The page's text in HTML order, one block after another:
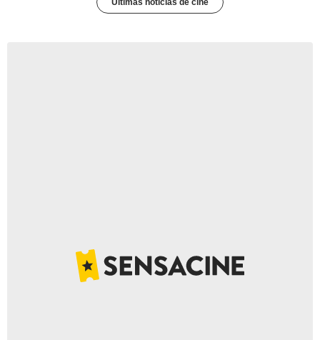
Últimas noticias de cine